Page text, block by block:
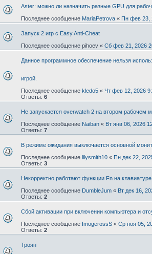
Aster: можно ли назначить разные GPU для
Последнее сообщение MariaPetrova « Пн фев 23,
Запуск 2 игр с Easy Anti-Cheat
Последнее сообщение pihoev « Сб фев 21, 2026
Данное программное обеспечение нельзя
игрой.
Последнее сообщение kledo5 « Чт фев 12, 2026
Ответы: 6
Не запускается overwatch 2 на втором рабочем
Последнее сообщение Naiban « Вт янв 06, 2026
Ответы: 7
В режиме ожидания выключается основной
Последнее сообщение lilysmith10 « Пн дек 22,
Ответы: 3
Некорректно работают функции Fn на клавиатуре
Последнее сообщение DumbleJum « Вт дек 16,
Ответы: 2
Сбой активации при включении компьютера и
Последнее сообщение ImogerossS « Ср ноя 05,
Ответы: 2
Троян